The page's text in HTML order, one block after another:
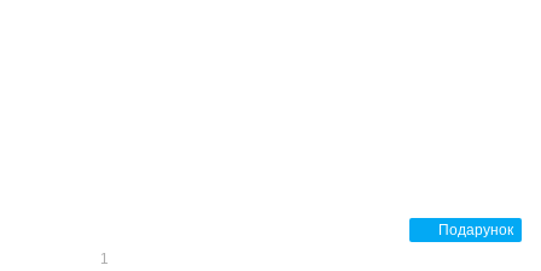
Подарунок
1